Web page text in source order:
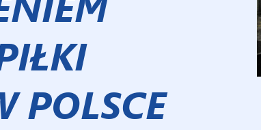
POLSCE